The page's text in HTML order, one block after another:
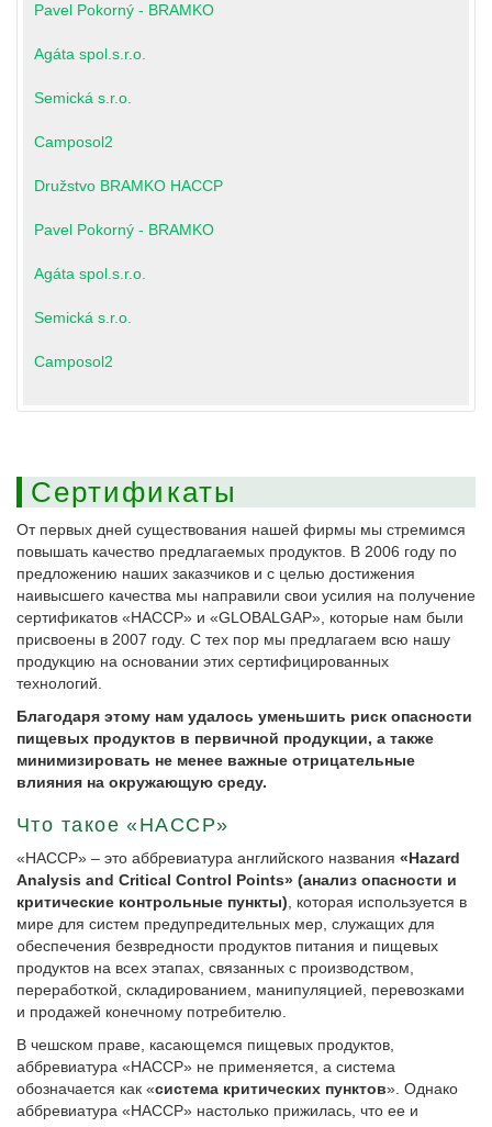
Pavel Pokorný - BRAMKO
Agáta spol.s.r.o.
Semická s.r.o.
Camposol2
Družstvo BRAMKO HACCP
Pavel Pokorný - BRAMKO
Agáta spol.s.r.o.
Semická s.r.o.
Camposol2
Сертификаты
От первых дней существования нашей фирмы мы стремимся
повышать качество предлагаемых продуктов. В 2006 году по
предложению наших заказчиков и с целью достижения
наивысшего качества мы направили свои усилия на получение
сертификатов «HACCP» и «GLOBALGAP», которые нам были
присвоены в 2007 году. С тех пор мы предлагаем всю нашу
продукцию на основании этих сертифицированных
технологий.
Благодаря этому нам удалось уменьшить риск опасности
пищевых продуктов в первичной продукции, а также
минимизировать не менее важные отрицательные
влияния на окружающую среду.
Что такое «HACCP»
«HACCP» – это аббревиатура английского названия «Hazard
Analysis and Critical Control Points» (анализ опасности и
критические контрольные пункты) , которая используется в
мире для систем предупредительных мер, служащих для
обеспечения безвредности продуктов питания и пищевых
продуктов на всех этапах, связанных с производством,
переработкой, складированием, манипуляцией, перевозками
и продажей конечному потребителю.
В чешском праве, касающемся пищевых продуктов,
аббревиатура «HACCP» не применяется, а система
обозначается как «система критических пунктов». Однако
аббревиатура «HACCP» настолько прижилась, что ее и